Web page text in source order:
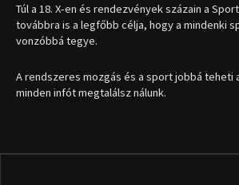
Túl a 18. X-en és rendezvények százain a
továbbra is a legfőbb célja, hogy a mindenki
vonzóbbá tegye.
A rendszeres mozgás és a sport jobbá teheti
minden infót megtalálsz nálunk.